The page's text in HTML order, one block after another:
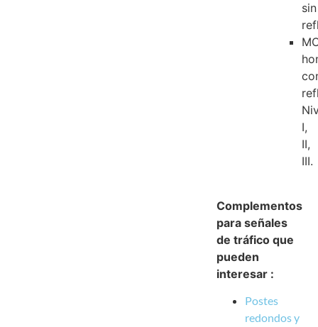
sin
I,
II,
III.
Complementos
para señales
de tráfico que
pueden
interesar :
Postes
redondos y